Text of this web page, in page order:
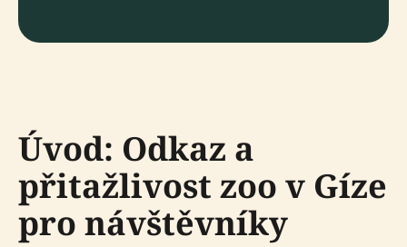
Úvod: Odkaz a
přitažlivost zoo v Gíze
pro návštěvníky